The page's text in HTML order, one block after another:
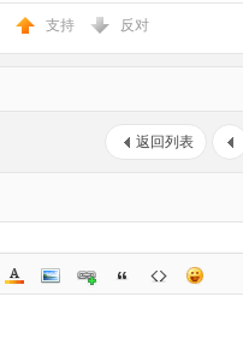
支持 反对
返回列表